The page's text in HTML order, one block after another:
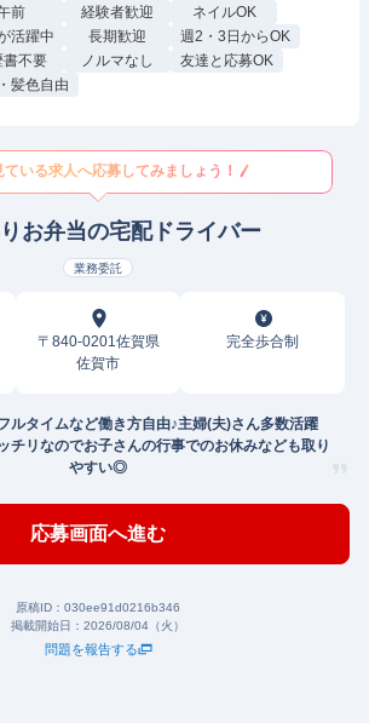
前 経験者歓迎
ネイルOK
活躍中 長期歓迎
週2・3日からOK
書不要 ノルマなし
友達と応募OK
髪色自由
ている求人へ応募してみましょう！
お弁当の宅配ドライバー
業務委託
〒840-0201佐賀県
佐賀市
完全歩合制
ルタイムなど働き方自由♪主婦(夫)さん多数活躍
チリなのでお子さんの行事でのお休みなども取り
やすい◎
応募画面へ進む
原稿ID： 030ee91d0216b346
掲載開始日： 2026/08/04（火）
問題を報告する